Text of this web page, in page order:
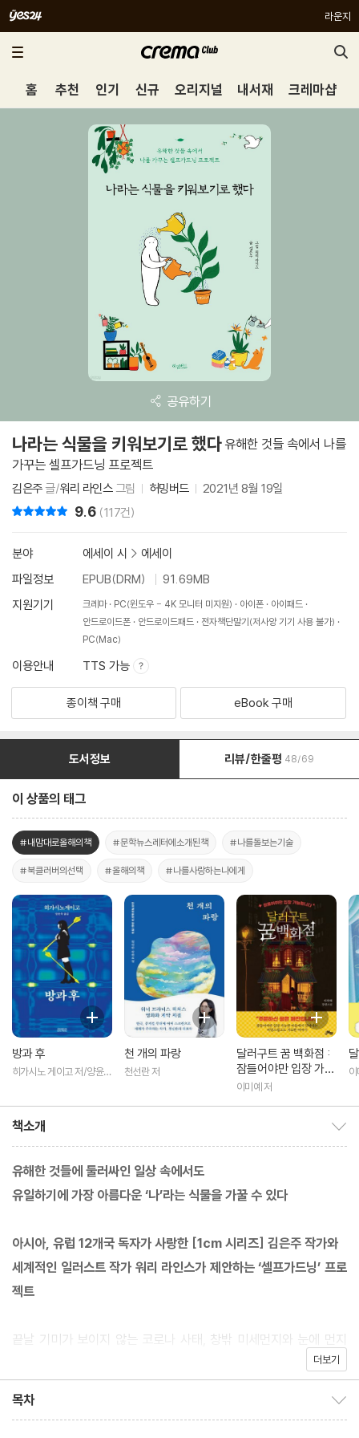
라운지
홈 추천 인기 신규 오리지널 내서재 크레마샵
공유하기
나라는 식물을 키워보기로 했다유해한 것들 속에서 나를
가꾸는 셀프가드닝 프로젝트
김은주글/워리 라인스그림 허밍버드 2021년 8월 19일
9.6 (117건)
분야 에세이 시 > 에세이
파일정보
EPUB(DRM)
91.69MB
지원기기
크레마 PC(윈도우 - 4K 모니터 미지원) 아이폰
아이패드
안드로이드폰
안드로이드패드
전자책단말기(저사양 기기 사용 불가)
PC(Mac)
이용안내 TTS 가능
종이책 구매 eBook 구매
도서정보 리뷰/한줄평 48/69
이 상품의 태그
#내맘대로올해의책 #문학뉴스레터에소개된책 #나를돌보는기술
#북클러버의선택 #올해의책 #나를사랑하는나에게
방과 후
히가시노 게이고 저/양윤옥
천 개의 파랑
천선란 저
달러구트 꿈 백화점 :
잠들어야만 입장 가능
합니다
이미예 저
책소개
유해한 것들에 둘러싸인 일상 속에서도
유일하기에 가장 아름다운 ‘나’라는 식물을 가꿀 수 있다
아시아, 유럽 12개국 독자가 사랑한 [1cm 시리즈] 김은주 작가와
세계적인 일러스트 작가 워리 라인스가 제안하는 ‘셀프가드닝’ 프로
젝트
끝날 기미가 보이지 않는 코로나 사태, 창밖 미세먼지와 눈에 먼지
같은 사람, 나를 알거나 잘 모르는 사람이 건네는 뾰족한 말, 예상치
때일수록 필요한 것은 힘든 나를 모른 척하고 내버려두는 것이 아니
더보기
목차